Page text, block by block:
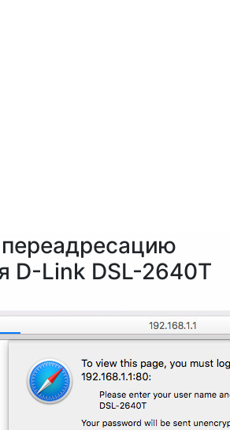
D-Link DSL-2640T